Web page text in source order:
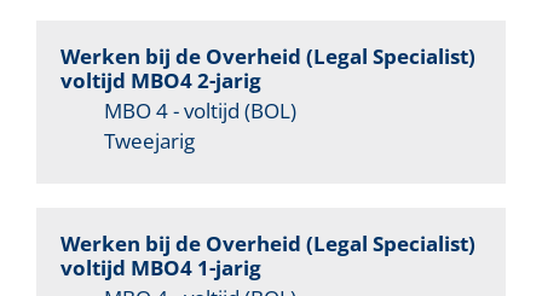
Werken bij de Overheid (Legal Specialist)
voltijd MBO4 2-jarig
MBO 4 - voltijd (BOL)
Tweejarig
Werken bij de Overheid (Legal Specialist)
voltijd MBO4 1-jarig